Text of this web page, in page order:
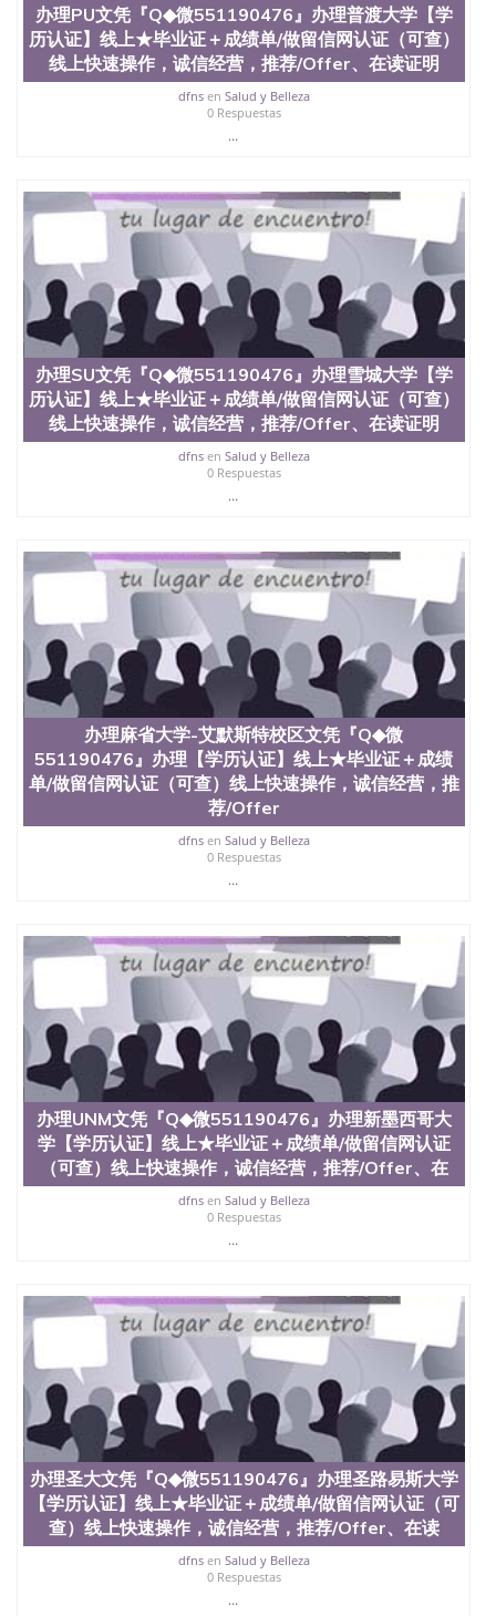
科、金融专业 1、客户提供相关材料，确定客户办理
信息，给出操作方案； 2、补充毕业证成绩单等相关
材料； 3、留服注册申请账号，付定金； 4、预约递
交时间，公司人员陪同客户本人一起去留服递交材
料； 5、等待结果，完成结果书留服直接邮寄给客户
6、客户确认收到结果，付余款。 我们对海外大学及
学院的毕业证成绩单所使用的材料，尺寸大小，防伪
镭射，紫外荧光，温感，复印防伪）都有原版本文凭
对照。质量得到了广大海外客户群体的认可，同时和
海外学校留学中介， 同时能做到与时俱进，及时掌握
各大院校的（毕业证，成绩单，资格证，学生卡，结
业证，录取通知书，在读证明等相关材料）的版本更
新信息， 能够在时间掌握的海外学历文凭的样版，尺
寸大小，纸张材质，防伪技术等等，并在时间收集到
原版实物，以求达到客户的需求。 我们的优势： 我
们在保证合理定价的同时，坚持较高性价比，通过品
质和效率不断优化，为您倾情诠释什么是高性价比。
咨询顾问：Sam q/微信:551190476 Q/微
信:551190476办理毕业证成绩单、教育部认证,录取通
知书，雅思，留学回国证明.
理、仿制学位证书、毕业证文凭、文凭毕业证、毕业
证认证、留服认证、使馆认证、使馆证明、使馆留学
回国人员证明、留学生认证、学历认证、文凭认证学
位认证、留学生学历认证、留学生学位认证、英国文
凭学历、美国文凭学历、澳洲文凭学历、加拿大文凭
学历、新西兰学历认证等q:551190476 微信：
551190476 圣何塞州立大学毕业证（San Jose State
University）圣何塞州立大学毕业证（San Jose State
University）圣何塞州立大学毕业证（San Jose State
University）圣何塞州立大学成绩单（San Jose State
University）圣何塞州立大学成绩单（ San Jose State
University）圣何塞州立大学成绩单（San Jose State
University）成绩单圣何塞州立大学文凭（San Jose
State University）圣何塞州立大学（San Jose State
University）圣何塞州立大学（San Jose State
University）圣何塞州立大学（ San Jose State
University）圣何塞州立大学（San Jose State
University）圣何塞州立大学文凭（San Jose State
University）文凭圣何塞州立大学文凭（San Jose
State University）圣何塞州立大学学历（ San Jose
State University）圣何塞州立大学学历（San Jose
State University）圣何塞州立大学学历（San Jose
State University）圣 塞州立大学学历（San Jose
State University）圣何塞州立大学（San Jose State
University）圣何塞州立大学（San Jose State
University）圣何塞州立大学（San Jose State
University）圣何塞州立大学（San Jose State
University）圣何塞州立大学学位证（San Jose State
University）圣何塞州立大学学位证（San Jose State
University）圣何塞州立大学学位证（San Jose State
University）圣何塞州立大学（San Jose State
University）圣何塞州立大学（San Jose State
University）圣何塞州立大学（San Jose State
University）圣何塞州立大学学位证（San Jose State
University）圣何塞州立大学结业证（San Jose State
University）圣何塞州立大学结业证（San Jose State
University）圣何塞州立大学结业证（San Jose State
University）圣何塞州立大学学位证（San Jose State
University）圣何塞州立大学学位证（San Jose State
University）圣何塞州立大学学历证书（San Jose
State University）圣何塞州立大学学历证书（San
Jose State University）圣何塞州立大学学历证书
（San Jose State University）澳洲读书未毕业找人做
文凭学位qq微信551190476澳洲读CQU中央昆士兰大
学学历 绩单购买学位证书/澳洲读本科硕士做文凭/购
买澳洲大学毕业证成绩单假文凭学历
offieUniversityofSouthernQueensland 澳洲读书未毕
业找人做文凭学位qq微信551190476澳洲读CQU中央
办理PU文凭『Q◆微551190476』办理普渡大学【学
历认证】线上★毕业证＋成绩单/做留信网认证（可查）
线上快速操作，诚信经营，推荐/Offer、在读证明
dfnsen Salud y Belleza
0 Respuestas
...
办理SU文凭『Q◆微551190476』办理雪城大学【学
历认证】线上★毕业证＋成绩单/做留信网认证（可查）
线上快速操作，诚信经营，推荐/Offer、在读证明
dfnsen Salud y Belleza
0 Respuestas
...
办理麻省大学-艾默斯特校区文凭『Q◆微
551190476』办理【学历认证】线上★毕业证＋成绩
单/做留信网认证（可查）线上快速操作，诚信经营，推
荐/Offer
dfnsen Salud y Belleza
0 Respuestas
...
办理UNM文凭『Q◆微551190476』办理新墨西哥大
学【学历认证】线上★毕业证＋成绩单/做留信网认证
（可查）线上快速操作，诚信经营，推荐/Offer、在
dfnsen Salud y Belleza
0 Respuestas
...
办理圣大文凭『Q◆微551190476』办理圣路易斯大学
【学历认证】线上★毕业证＋成绩单/做留信网认证（可
查）线上快速操作，诚信经营，推荐/Offer、在读
dfnsen Salud y Belleza
0 Respuestas
...